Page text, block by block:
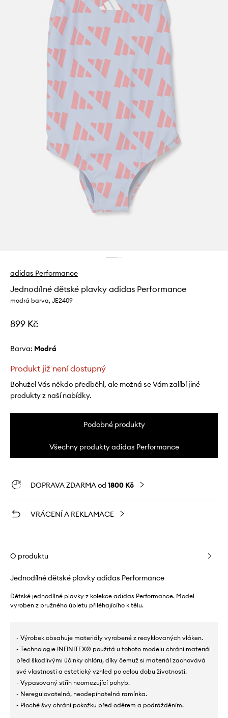
adidas Performance
Jednodílné dětské plavky adidas Performance
modrá barva, JE2409
899 Kč
Barva: modrá
Produkt již není dostupný
Bohužel Vás někdo předběhl, ale možná se Vám zalíbí jiné
produkty z naší nabídky.
Podobné produkty
Všechny produkty adidas Performance
DOPRAVA ZDARMA od 1800 Kč
VRÁCENÍ A REKLAMACE
O produktu
Jednodílné dětské plavky adidas Performance
Dětské jednodílné plavky z kolekce adidas Performance. Model
vyroben z pružného úpletu přiléhajícího k tělu.
- Výrobek obsahuje materiály vyrobené z recyklovaných vláken.
- Technologie INFINITEX® použitá u tohoto modelu chrání materiál
před škodlivými účinky chlóru, díky čemuž si materiál zachovává
své vlastnosti a estetický vzhled po celou dobu životnosti.
- Vypasovaný střih neomezující pohyb.
- Neregulovatelná, neodepínatelná ramínka.
- Ploché švy chrání pokožku před oděrem a podrážděním.